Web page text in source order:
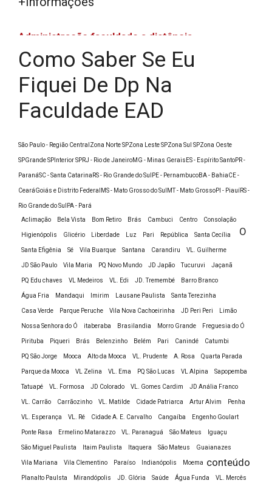
Administração faculdade a distância
Administração faculdade a distância
Bacharelado em Ciências Econômicas EAD
Bacharelado em Estética e Cosmética EAD
Bacharelado em Recursos Humanos EAD
Cursar Recursos Humanos EAD
Estética e Cosmética a distância
Estética faculdade a distância
Faculdade a distância Administração 2 anos
Faculdade a distância Administração de
Empresas
Faculdade à distância Administração
Faculdade a distância Administração
Faculdade a distância curso de História
Faculdade a distância de Biologia
Faculdade a distância de Ciências Contábeis
Faculdade a distância de Design de interiores
Faculdade a distância de Educação Física
Faculdade a distância de Estética e Cosmética
Faculdade a distância de Estética
Como Saber Se Eu
Fiquei De Dp Na
Faculdade EAD
São Paulo - Região Central Zona Norte SPZona Leste SPZona Sul SPZona Oeste
SPGrande SP Interior SPRJ - Rio de JaneiroMG - Minas Gerais ES - Espírito SantoPR -
ParanáSC - Santa Catarina RS - Rio Grande do Sul PE - PernambucoBA - BahiaCE -
CearáGoiás e Distrito Federal MS - Mato Grosso do Sul MT - Mato GrossoPI - PiauíRS -
Rio Grande do Sul PA - Pará
Aclimação Bela Vista Bom Retiro Brás Cambuci Centro Consolação
Higienópolis Glicério Liberdade Luz Pari República Santa Cecília
Santa Efigênia Sé Vila Buarque Santana Carandiru VL. Guilherme
JD São Paulo Vila Maria PQ Novo Mundo JD Japão Tucuruvi Jaçanã
PQ Edu chaves VL Medeiros VL. Edi JD. Tremembé Barro Branco
Água Fria Mandaqui Imirim Lausane Paulista Santa Terezinha
Casa Verde Parque Peruche Vila Nova Cachoeirinha JD Peri Peri Limão
Nossa Senhora do Ó itaberaba Brasilandia Morro Grande Freguesia do Ó
Pirituba Piqueri Brás Belenzinho Belém Pari Canindé Catumbi
PQ São Jorge Mooca Alto da Mooca VL. Prudente A. Rosa Quarta Parada
Parque da Mooca VL Zelina VL. Ema PQ São Lucas VL Alpina Sapopemba
Tatuapé VL. Formosa JD Colorado VL. Gomes Cardim JD Anália Franco
VL. Carrão Carrãozinho VL. Matilde Cidade Patriarca Artur Alvim Penha
VL. Esperança VL. Ré Cidade A. E. Carvalho Cangaíba Engenho Goulart
Ponte Rasa Ermelino Matarazzo VL. Paranaguá São Mateus Iguaçu
São Miguel Paulista Itaim Paulista Itaquera São Mateus Guaianazes
Vila Mariana Vila Clementino Paraíso Indianópolis Moema
Planalto Paulsta Mirandópolis JD. Glória Saúde Água Funda VL. Mercês
O
conteúdo